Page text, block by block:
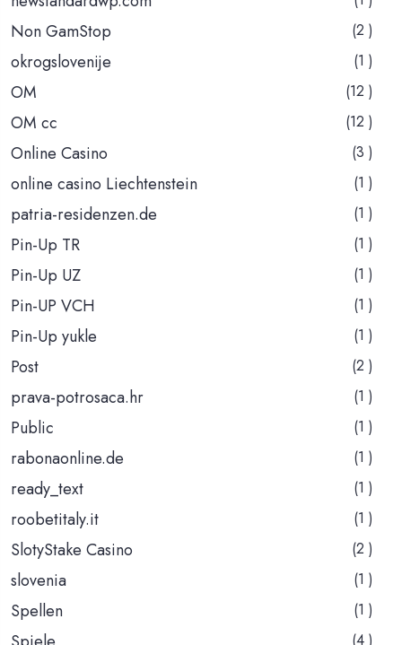
Non GamStop (2 )
okrogslovenije (1 )
OM (12 )
OM cc (12 )
Online Casino (3 )
online casino Liechtenstein (1 )
patria-residenzen.de (1 )
Pin-Up TR (1 )
Pin-Up UZ (1 )
Pin-UP VCH (1 )
Pin-Up yukle (1 )
Post (2 )
prava-potrosaca.hr (1 )
Public (1 )
rabonaonline.de (1 )
ready_text (1 )
roobetitaly.it (1 )
SlotyStake Casino (2 )
slovenia (1 )
Spellen (1 )
(4 )